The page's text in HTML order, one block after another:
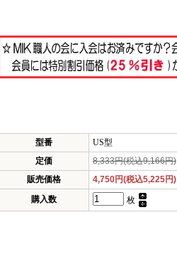
型番
US型
定価
8,333円(税込9,166円)
販売価格
4,750円(税込5,225円)
購入数
枚